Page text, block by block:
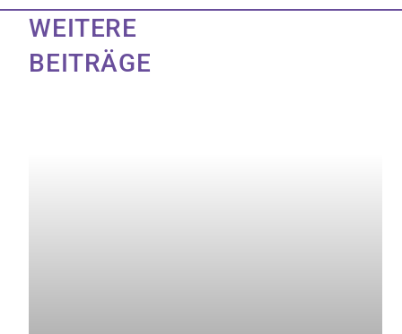
WEITERE
BEITRÄGE